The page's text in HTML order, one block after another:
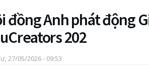
đồng Anh phát động
202
27/05/2026 - 09:53